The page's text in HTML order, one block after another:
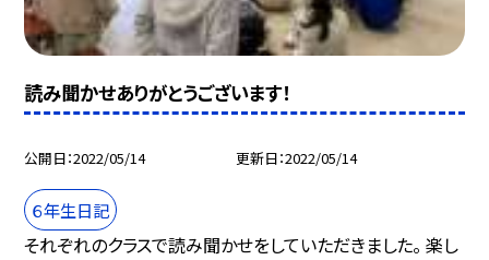
読み聞かせありがとうございます！
公開日 2022/05/14 更新日 2022/05/14
６年生日記
それぞれのクラスで読み聞かせをしていただきました。 楽し